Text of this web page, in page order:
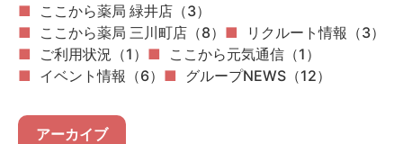
ここから薬局 緑井店（3）
ここから薬局 三川町店（8）
リクルート情報（3）
ご利用状況（1）
ここから元気通信（1）
イベント情報（6）
グループNEWS（12）
アーカイブ